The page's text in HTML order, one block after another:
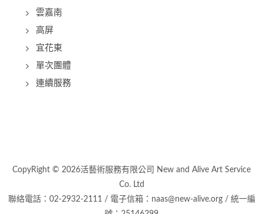
雲嘉南
高屏
宜花東
單次團體
連續服務
CopyRight © 2026活藝術服務有限公司 New and Alive Art Service
Co. Ltd
聯絡電話：02-2932-2111 / 電子信箱：naas@new-alive.org / 統一編